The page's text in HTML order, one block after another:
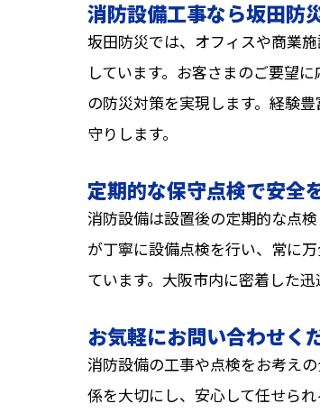
消防設備工事なら坂田防
坂田防災では、オフィスや商業
しています。お客さまのご要望
の防災対策を実現します。経験
守りします。
定期的な保守点検で安全
消防設備は設置後の定期的な点
が丁寧に設備点検を行い、常に
ています。大阪市内に密着した
お気軽にお問い合わせく
消防設備の工事や点検をお考え
係を大切にし、安心して任せら